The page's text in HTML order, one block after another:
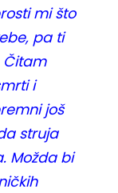
mi što
pa ti
Čitam
i
još
struja
Možda bi